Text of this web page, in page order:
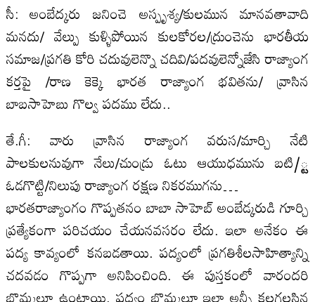
సీ: అంబేద్కరు జనించె అస్పృశ్య/కులమున మానవతావాది
మనదు/ వేల్పు కుళ్ళిపోయిన కులకోరల/ద్రుంచెను భారతీయ
సమాజ/ప్రగతి కోరి చదువులెన్నొ చదివి/పదవులెన్నోజేసి రాజ్యాంగ
కర్తపై /రాణ కెక్కె భారత రాజ్యాంగ భవితను/ వ్రాసిన
బాబసాహెబు గొల్వ పదము లేదు..
తే.గీ: వారు వ్రాసిన రాజ్యాంగ వరుస/మార్చి నేటి
పాలకులనువుగా నేలు/చుండ్రు ఓటు ఆయుధమును బటి/్ట
ఓడగొట్టి/నిలుపు రాజ్యాంగ రక్షణ నికరముగను…
భారతరాజ్యాంగం గొప్పతనం బాబా సాహెబ్‌ అంబేడ్కరుడి గూర్చి
ప్రత్యేకంగా పరిచయం చేయనవసరం లేదు. ఇలా అనేకం ఈ
పద్య కావ్యంలో కనబడతాయి. పద్యంలో ప్రగతిశీలసాహిత్యాన్ని
చదవడం గొప్పగా అనిపించింది. ఈ పుస్తకంలో వారందరి